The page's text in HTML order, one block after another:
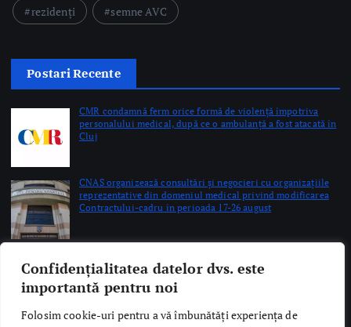
Confidențialitatea datelor dvs. este
importantă pentru noi
Folosim cookie-uri pentru a vă îmbunătăți experiența de
Știri
Science&Tech
Pharma
Video
gardă